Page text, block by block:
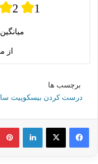
2 1
از
برچسب ها
درست کردن بیسکوییت
لینکدین